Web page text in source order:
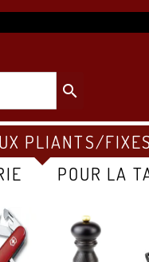
search
PLIANTS/FIXES
POUR LA